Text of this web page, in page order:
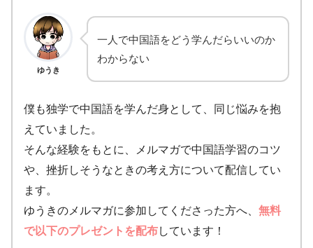
ゆうき
一人で中国語をどう学んだらいいのか
わからない
僕も独学で中国語を学んだ身として、同じ悩みを抱
えていました。
そんな経験をもとに、メルマガで中国語学習のコツ
や、挫折しそうなときの考え方について配信してい
ます。
ゆうきのメルマガに参加してくださった方へ、 無料
で以下のプレゼントを配布しています！